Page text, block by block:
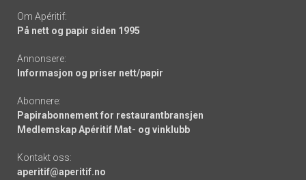
Om Apéritif:
På nett og papir siden 1995
Annonsere:
Informasjon og priser nett/papir
Abonnere:
Papirabonnement for restaurantbransjen
Medlemskap Apéritif Mat- og vinklubb
Kontakt oss:
aperitif@aperitif.no